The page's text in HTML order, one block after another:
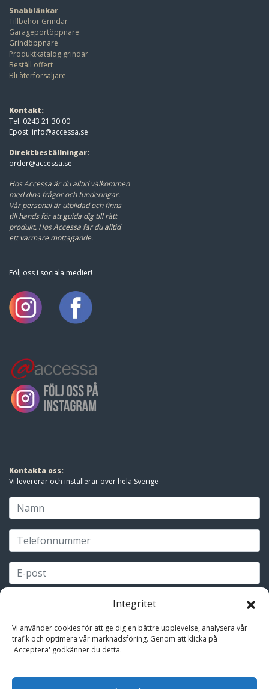
Integritet
Vi använder cookies för att ge dig en bättre upplevelse, analysera vår
trafik och optimera vår marknadsföring. Genom att klicka på
'Acceptera' godkänner du detta.
Snabblänkar
Tillbehör Grindar
Garageportöppnare
Grindöppnare
Produktkatalog grindar
Beställ offert
Bli återförsäljare
Kontakt:
Tel: 0243 21 30 00
Epost: info@accessa.se
Direktbeställningar:
order@accessa.se
Hos Accessa är du alltid välkommen
med dina frågor och funderingar.
Vår personal är utbildad och finns
till hands för att guida dig till rätt
produkt. Hos Accessa får du alltid
ett varmare mottagande.
Följ oss i sociala medier!
Kontakta oss:
Vi levererar och installerar över hela Sverige